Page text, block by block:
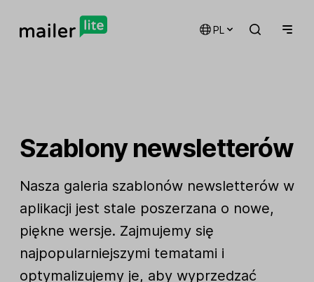
PL
Szablony newsletterów
Nasza galeria szablonów newsletterów w
aplikacji jest stale poszerzana o nowe,
piękne wersje. Zajmujemy się
najpopularniejszymi tematami i
optymalizujemy je, aby wyprzedzać